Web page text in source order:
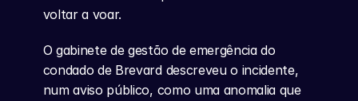
voltar a voar.
O gabinete de gestão de emergência do
condado de Brevard descreveu o incidente,
num aviso público, como uma anomalia que